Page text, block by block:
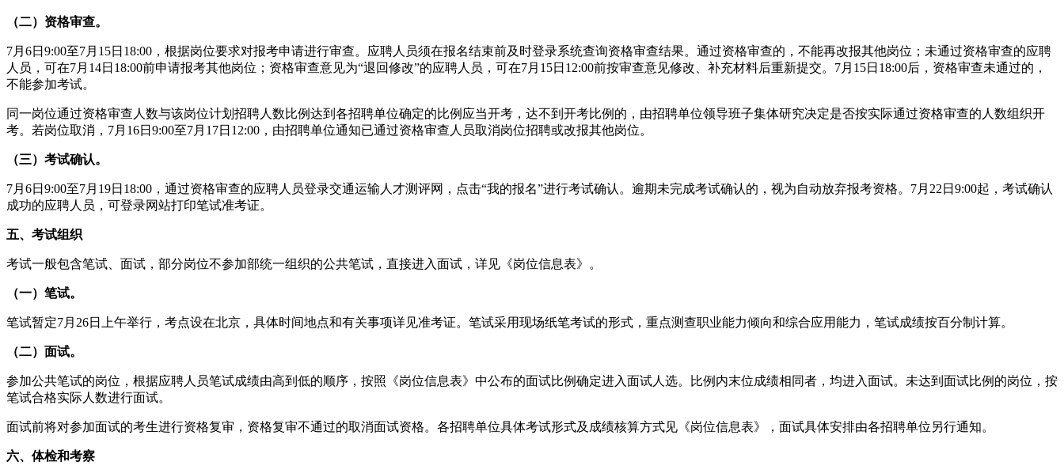
（二）资格审查。
7月6日9:00至7月15日18:00，根据岗位要求对报考申请进行审查。应聘人员须在报名结束前及时登录系统查询资格审查结果。通过资格审查的，不能再改报其他岗位；未通过资格审查的应聘
人员，可在7月14日18:00前申请报考其他岗位；资格审查意见为“退回修改”的应聘人员，可在7月15日12:00前按审查意见修改、补充材料后重新提交。7月15日18:00后，资格审查未通过的，
不能参加考试。
同一岗位通过资格审查人数与该岗位计划招聘人数比例达到各招聘单位确定的比例应当开考，达不到开考比例的，由招聘单位领导班子集体研究决定是否按实际通过资格审查的人数组织开
考。若岗位取消，7月16日9:00至7月17日12:00，由招聘单位通知已通过资格审查人员取消岗位招聘或改报其他岗位。
（三）考试确认。
7月6日9:00至7月19日18:00，通过资格审查的应聘人员登录交通运输人才测评网，点击“我的报名”进行考试确认。逾期未完成考试确认的，视为自动放弃报考资格。7月22日9:00起，考试确认
成功的应聘人员，可登录网站打印笔试准考证。
五、考试组织
考试一般包含笔试、面试，部分岗位不参加部统一组织的公共笔试，直接进入面试，详见《岗位信息表》。
（一）笔试。
笔试暂定7月26日上午举行，考点设在北京，具体时间地点和有关事项详见准考证。笔试采用现场纸笔考试的形式，重点测查职业能力倾向和综合应用能力，笔试成绩按百分制计算。
（二）面试。
参加公共笔试的岗位，根据应聘人员笔试成绩由高到低的顺序，按照《岗位信息表》中公布的面试比例确定进入面试人选。比例内末位成绩相同者，均进入面试。未达到面试比例的岗位，按
笔试合格实际人数进行面试。
面试前将对参加面试的考生进行资格复审，资格复审不通过的取消面试资格。各招聘单位具体考试形式及成绩核算方式见《岗位信息表》，面试具体安排由各招聘单位另行通知。
六、体检和考察